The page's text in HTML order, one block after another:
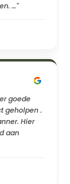
…"
goede
geholpen .
Hier
aan